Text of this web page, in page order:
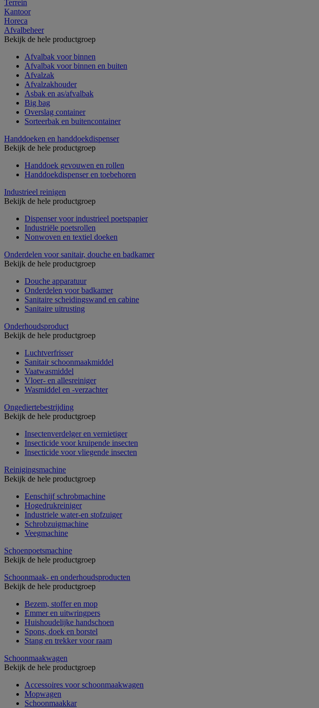
Terrein
Kantoor
Horeca
Afvalbeheer
Bekijk de hele productgroep
Afvalbak voor binnen
Afvalbak voor binnen en buiten
Afvalzak
Afvalzakhouder
Asbak en as/afvalbak
Big bag
Overslag container
Sorteerbak en buitencontainer
Handdoeken en handdoekdispenser
Bekijk de hele productgroep
Handdoek gevouwen en rollen
Handdoekdispenser en toebehoren
Industrieel reinigen
Bekijk de hele productgroep
Dispenser voor industrieel poetspapier
Industriële poetsrollen
Nonwoven en textiel doeken
Onderdelen voor sanitair, douche en badkamer
Bekijk de hele productgroep
Douche apparatuur
Onderdelen voor badkamer
Sanitaire scheidingswand en cabine
Sanitaire uitrusting
Onderhoudsproduct
Bekijk de hele productgroep
Luchtverfrisser
Sanitair schoonmaakmiddel
Vaatwasmiddel
Vloer- en allesreiniger
Wasmiddel en -verzachter
Ongediertebestrijding
Bekijk de hele productgroep
Insectenverdelger en vernietiger
Insecticide voor kruipende insecten
Insecticide voor vliegende insecten
Reinigingsmachine
Bekijk de hele productgroep
Eenschijf schrobmachine
Hogedrukreiniger
Industriele water-en stofzuiger
Schrobzuigmachine
Veegmachine
Schoenpoetsmachine
Bekijk de hele productgroep
Schoonmaak- en onderhoudsproducten
Bekijk de hele productgroep
Bezem, stoffer en mop
Emmer en uitwringpers
Huishoudelijke handschoen
Spons, doek en borstel
Stang en trekker voor raam
Schoonmaakwagen
Bekijk de hele productgroep
Accessoires voor schoonmaakwagen
Mopwagen
Schoonmaakkar